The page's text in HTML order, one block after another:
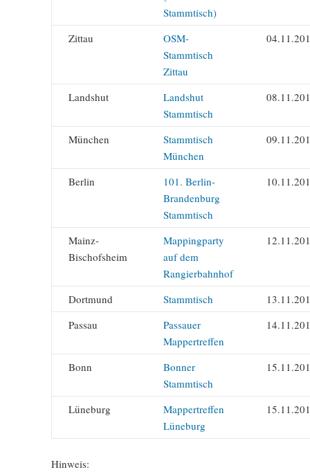
Stammtisch)
Zittau
OSM-
Stammtisch
Zittau
Landshut
Landshut
Stammtisch
München
Stammtisch
München
Berlin
101. Berlin-
Brandenburg
Stammtisch
Mainz-
Bischofsheim
Mappingparty
auf dem
Rangierbahnhof
Dortmund Stammtisch
Passau
Passauer
Mappertreffen
Bonn
Bonner
Stammtisch
Lüneburg
Mappertreffen
Lüneburg
Hinweis: